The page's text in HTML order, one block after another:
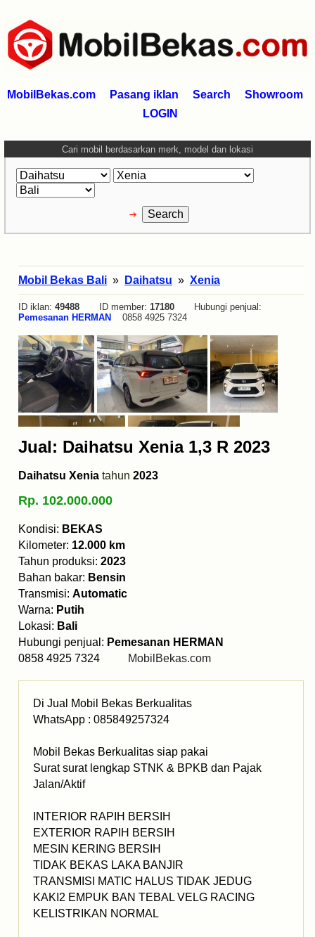
MobilBekas.com Pasang iklan Search
Showroom
LOGIN
Cari mobil berdasarkan merk, model dan lokasi
Mobil Bekas Bali » Daihatsu » Xenia
ID iklan: 49488 ID member: 17180 Hubungi penjual:
Pemesanan HERMAN
0858 4925 7324
Jual: Daihatsu Xenia 1,3 R 2023
Daihatsu Xenia tahun 2023
Rp. 102.000.000
Kondisi: BEKAS
Kilometer: 12.000 km
Tahun produksi: 2023
Bahan bakar: Bensin
Transmisi: Automatic
Warna: Putih
Lokasi: Bali
Hubungi penjual: Pemesanan HERMAN
0858 4925 7324
MobilBekas.com
Di Jual Mobil Bekas Berkualitas
WhatsApp : 085849257324
Mobil Bekas Berkualitas siap pakai
Surat surat lengkap STNK & BPKB dan Pajak
Jalan/Aktif
INTERIOR RAPIH BERSIH
EXTERIOR RAPIH BERSIH
MESIN KERING BERSIH
TIDAK BEKAS LAKA BANJIR
TRANSMISI MATIC HALUS TIDAK JEDUG
KAKI2 EMPUK BAN TEBAL VELG RACING
KELISTRIKAN NORMAL